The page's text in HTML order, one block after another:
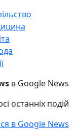
в Google News
останніх подій
в Google News